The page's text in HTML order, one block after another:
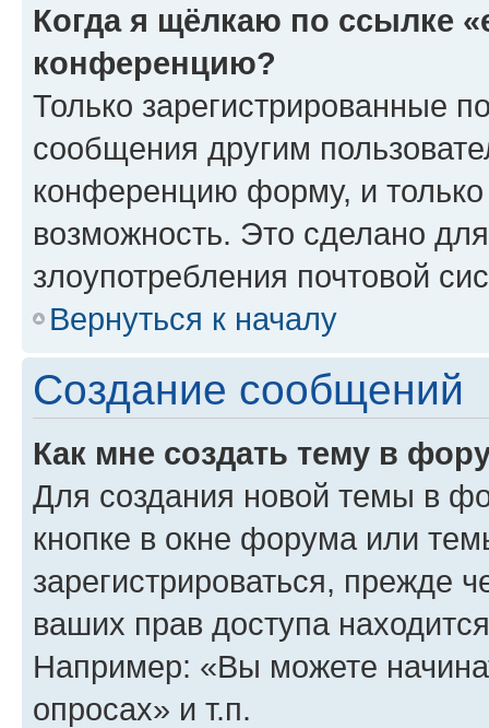
Когда я щёлкаю по ссылке
конференцию?
Только зарегистрированные
сообщения другим
конференцию форму, и
возможность. Это сделано
злоупотребления почтовой
Вернуться к началу
Создание сообщений
Как мне создать тему в
Для создания новой темы в
кнопке в окне форума или
зарегистрироваться, прежде
ваших прав доступа
Например: «Вы можете
опросах» и т.п.